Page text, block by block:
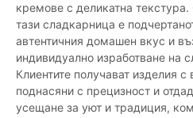
кремове с деликатна текстура.
тази сладкарница е
автентичния домашен вкус и
индивидуално изработване на
Клиентите получават изделия с
поднасяни с прецизност и
усещане за уют и традиция,